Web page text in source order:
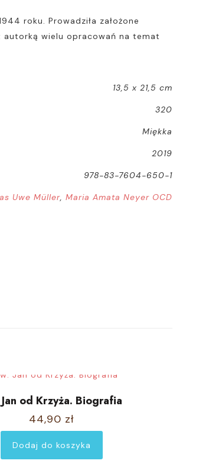
roku. Prowadziła założone
autorką wielu opracowań na temat
13,5 x 21,5 cm
320
Miękka
2019
978-83-7604-650-1
Uwe Müller, Maria Amata Neyer OCD
od Krzyża. Biografia
44,90 zł
Dodaj do koszyka